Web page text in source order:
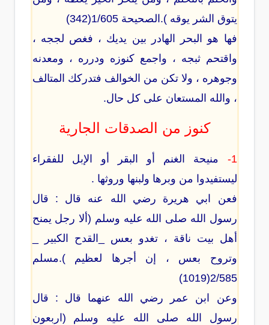
يتوق الشر يوقه ).الصحيحة 1/605(342)
فها هو البحر الهادر بين يديك ، فغص لججه ،
واقتحم ثبجه ، واجمع كنوزه ودرره ، ومعدنه
وجوهره ، ولا تكن من الخوالف فتدركك المتالف
، والله المستعان على كل حال.
كنوز من الصدقات الجارية
1-
منيحة الغنم أو البقر أو الإبل للفقراء
ليستفيدوا من وبرها ولبنها وروثها .
فعن ابي هريرة رضي الله عنه قال : قال
رسول الله صلى الله عليه وسلم (ألا رجل يمنح
أهل بيت ناقة ، تغدو بعس _القدح الكبير _
وتروح بعس ، إن أجرها لعظيم ).مسلم
2/585(1019)
وعن ابن عمر رضي الله عنهما قال : قال
رسول الله صلى الله عليه وسلم (اربعون